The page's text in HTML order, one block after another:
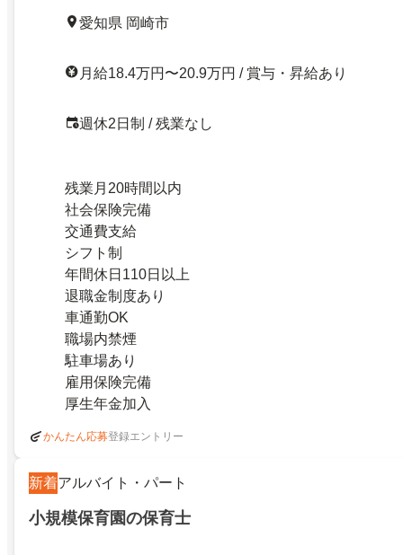
愛知県 岡崎市
月給18.4万円〜20.9万円 / 賞与・昇給あり
週休2日制 / 残業なし
残業月20時間以内
社会保険完備
交通費支給
シフト制
年間休日110日以上
退職金制度あり
車通勤OK
職場内禁煙
駐車場あり
雇用保険完備
厚生年金加入
かんたん応募登録エントリー
新着アルバイト・パート
小規模保育園の保育士